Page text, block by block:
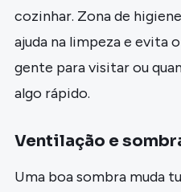
cozinhar. Zona de
ajuda na limpeza e evita
gente para visitar ou
algo rápido.
Ventilação e
Uma boa sombra muda